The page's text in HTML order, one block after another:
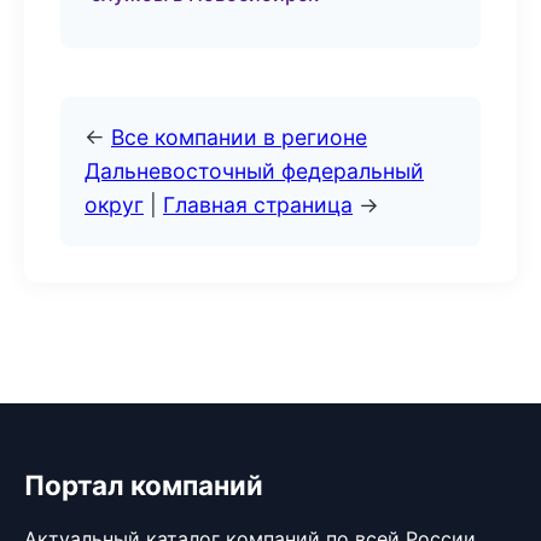
← Все компании в регионе
Дальневосточный федеральный
округ
Главная страница →
Портал компаний